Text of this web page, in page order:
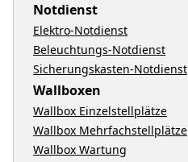
Notdienst
Elektro-Notdienst
Beleuchtungs-Notdienst
Sicherungskasten-Notdienst
Wallboxen
Wallbox Einzelstellplätze
Wallbox Mehrfachstellplätze
Wallbox Wartung